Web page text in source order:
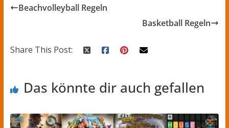
Beachvolleyball Regeln
Basketball Regeln
Share This Post:
Das könnte dir auch gefallen